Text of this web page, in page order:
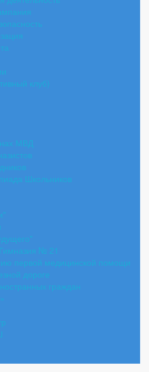
клуб)
МВД
Школьников
№ 21
первой медицинской помощи
дороге
граждан